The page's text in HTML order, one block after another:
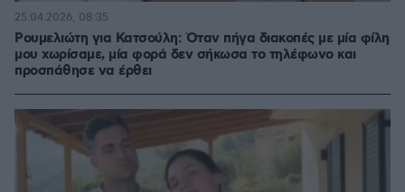
Ρουμελιώτη για Κατσούλη: Όταν πήγα διακοπές με μία φίλη
μου χωρίσαμε, μία φορά δεν σήκωσα το τηλέφωνο και
προσπάθησε να έρθει
25.04.2026, 08:35